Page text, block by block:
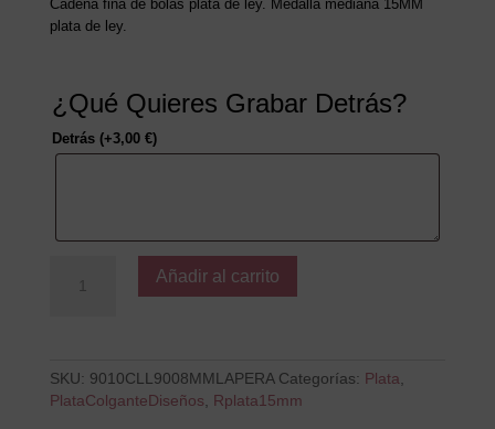
Cadena fina de bolas plata de ley. Medalla mediana 15MM
plata de ley.
¿Qué Quieres Grabar Detrás?
Detrás (+3,00 €)
Pera
cantidad
Añadir al carrito
SKU: 9010CLL9008MMLAPERA Categorías: Plata,
PlataColganteDiseños, Rplata15mm